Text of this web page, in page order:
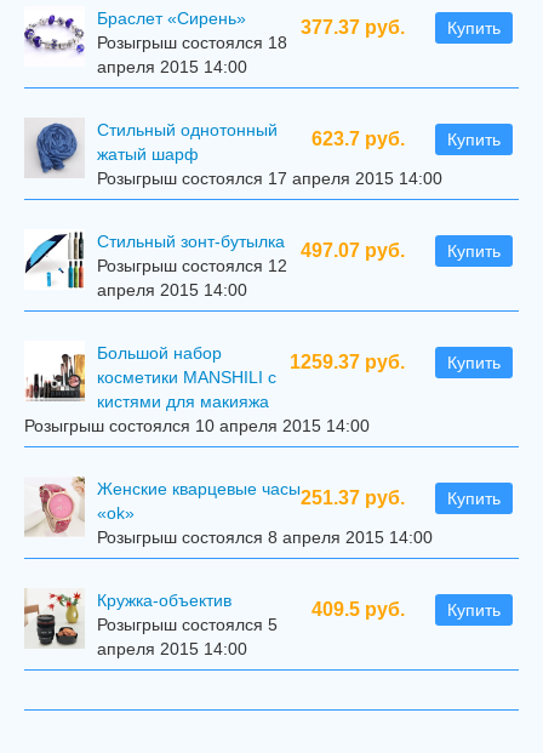
377.37 руб. Купить
Браслет «Сирень»
Розыгрыш состоялся 18
апреля 2015 14:00
623.7 руб. Купить
Стильный однотонный
жатый шарф
Розыгрыш состоялся 17 апреля 2015 14:00
497.07 руб. Купить
Стильный зонт-бутылка
Розыгрыш состоялся 12
апреля 2015 14:00
1259.37 руб. Купить
Большой набор
косметики MANSHILI с
кистями для макияжа
Розыгрыш состоялся 10 апреля 2015 14:00
251.37 руб. Купить
Женские кварцевые часы
«ok»
Розыгрыш состоялся 8 апреля 2015 14:00
409.5 руб. Купить
Кружка-объектив
Розыгрыш состоялся 5
апреля 2015 14:00